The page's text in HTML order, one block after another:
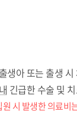
생아 또는 출생
긴급한 수술 및
시 발생한 의료비